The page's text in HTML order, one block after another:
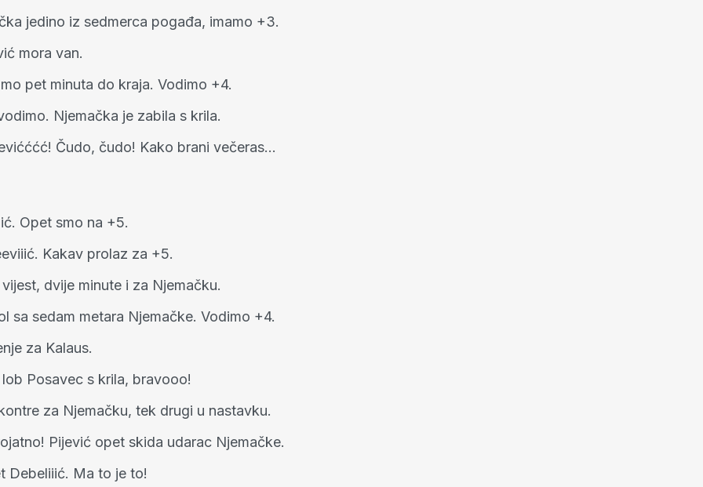
jedino iz sedmerca pogađa, imamo +3.
mora van.
pet minuta do kraja. Vodimo +4.
Njemačka je zabila s krila.
Čudo, čudo! Kako brani večeras...
Opet smo na +5.
Kakav prolaz za +5.
dvije minute i za Njemačku.
sa sedam metara Njemačke. Vodimo +4.
za Kalaus.
Posavec s krila, bravooo!
za Njemačku, tek drugi u nastavku.
Pijević opet skida udarac Njemačke.
Debeliiić. Ma to je to!